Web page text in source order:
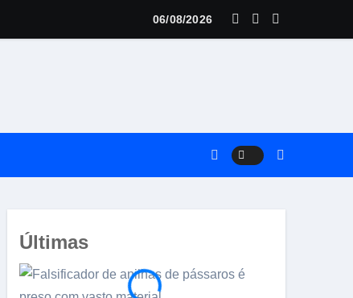
FIC tem expectativa para 300 pássaros
06/08/2026
Últimas